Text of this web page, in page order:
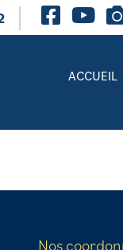
ACCUEIL
Nos